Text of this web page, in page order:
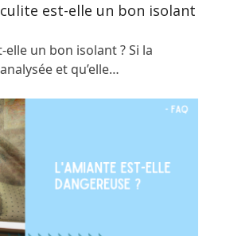
est-elle un bon isolant
un bon isolant ? Si la
et qu’elle…